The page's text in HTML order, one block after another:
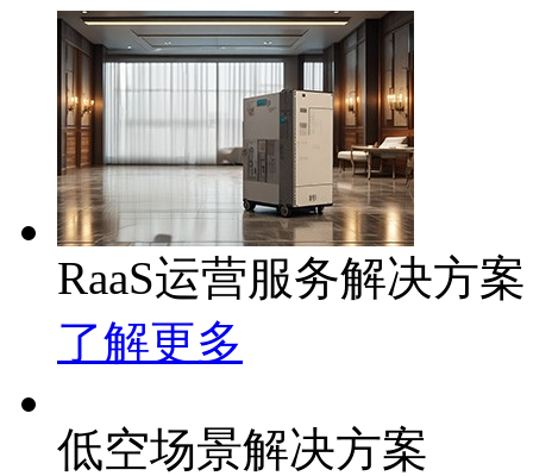
RaaS运营服务解决方案
了解更多
低空场景解决方案